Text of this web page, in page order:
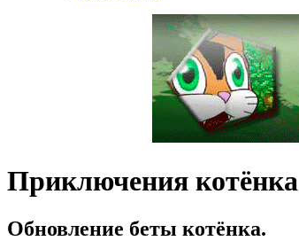
Приключения котёнка
Обновление беты котёнка.